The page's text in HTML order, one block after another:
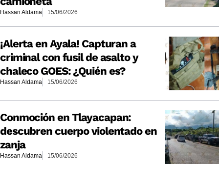
Hassan Aldama 15/06/2026
¡Alerta en Ayala! Capturan a
criminal con fusil de asalto y
chaleco GOES: ¿Quién es?
Hassan Aldama 15/06/2026
Conmoción en Tlayacapan:
descubren cuerpo violentado en
zanja
Hassan Aldama 15/06/2026